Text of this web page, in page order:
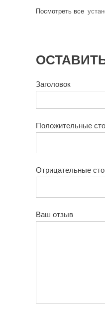
Посмотреть все
Заголовок
Положительные
Отрицательные
Ваш отзыв